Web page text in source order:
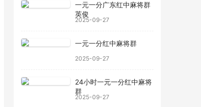
一元一分广东红中麻将群
英俊
2025-09-27
一元一分红中麻将群
2025-09-27
24小时一元一分红中麻将
群
2025-09-27